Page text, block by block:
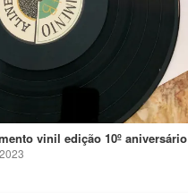
vinil edição 10º aniversário